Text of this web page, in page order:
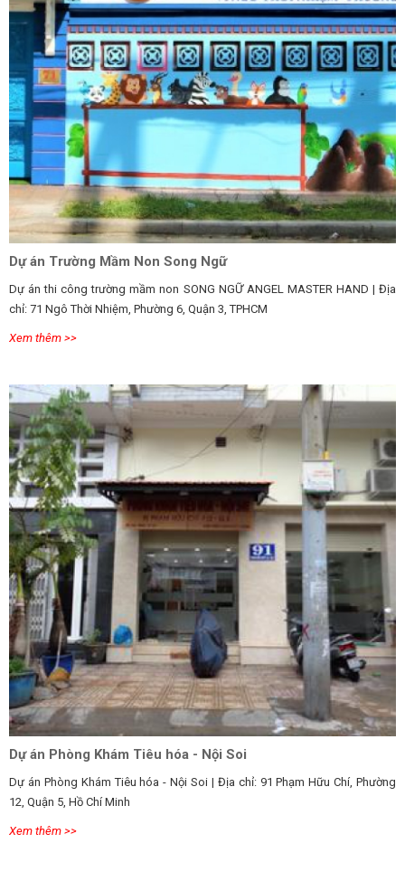
Dự án Trường Mầm Non Song Ngữ
Dự án thi công trường mầm non SONG NGỮ ANGEL MASTER HAND | Địa
chỉ: 71 Ngô Thời Nhiệm, Phường 6, Quận 3, TPHCM
Xem thêm >>
Dự án Phòng Khám Tiêu hóa - Nội Soi
Dự án Phòng Khám Tiêu hóa - Nội Soi | Địa chỉ: 91 Phạm Hữu Chí, Phường
12, Quận 5, Hồ Chí Minh
Xem thêm >>